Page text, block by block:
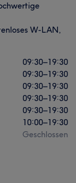
W-LAN,
09:30–19:30
09:30–19:30
09:30–19:30
09:30–19:30
09:30–19:30
10:00–19:30
Geschlossen